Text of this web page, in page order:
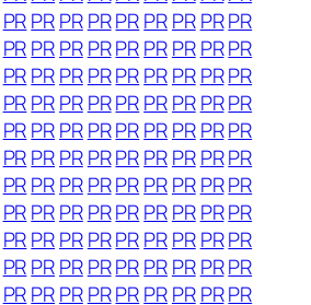
PRPRPRPRPRPRPR PRPR
PRPRPRPRPRPRPR PRPR
PRPRPRPRPRPRPR PRPR
PRPRPRPRPRPRPR PRPR
PRPRPRPRPRPRPR PRPR
PRPRPRPRPRPRPR PRPR
PRPRPRPRPRPRPR PRPR
PRPRPRPRPRPRPR PRPR
PRPRPRPRPRPRPR PRPR
PRPRPRPRPRPRPR PRPR
PRPRPRPRPRPRPR PRPR